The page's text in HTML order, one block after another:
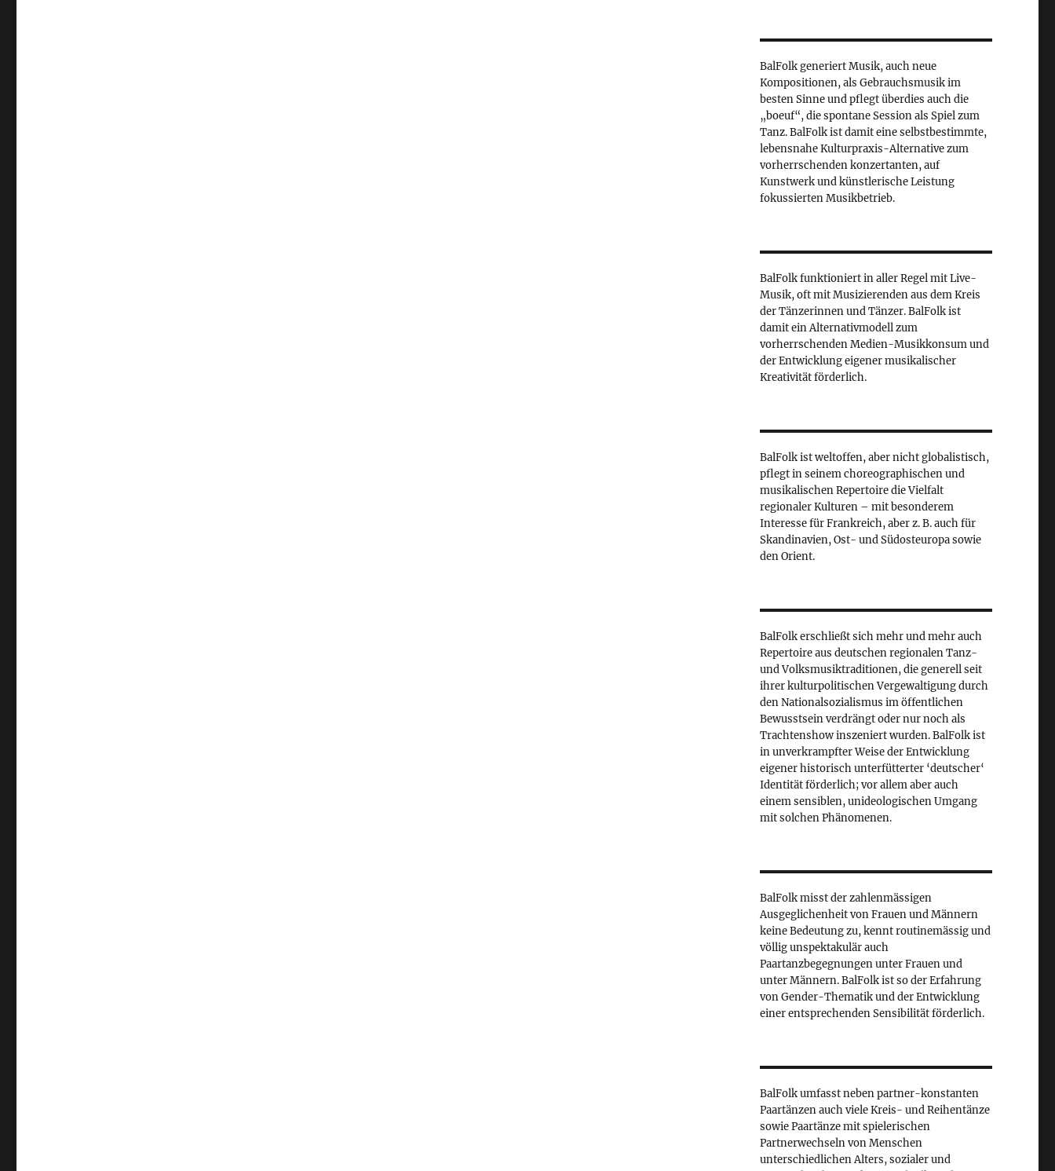
BalFolk generiert Musik, auch neue
Kompositionen, als Gebrauchsmusik im
besten Sinne und pflegt überdies auch die
„boeuf“, die spontane Session als Spiel zum
Tanz. BalFolk ist damit eine selbstbestimmte,
lebensnahe Kulturpraxis-Alternative zum
vorherrschenden konzertanten, auf
Kunstwerk und künstlerische Leistung
fokussierten Musikbetrieb.
BalFolk funktioniert in aller Regel mit Live-
Musik, oft mit Musizierenden aus dem Kreis
der Tänzerinnen und Tänzer. BalFolk ist
damit ein Alternativmodell zum
vorherrschenden Medien-Musikkonsum und
der Entwicklung eigener musikalischer
Kreativität förderlich.
BalFolk ist weltoffen, aber nicht globalistisch,
pflegt in seinem choreographischen und
musikalischen Repertoire die Vielfalt
regionaler Kulturen – mit besonderem
Interesse für Frankreich, aber z. B. auch für
Skandinavien, Ost- und Südosteuropa sowie
den Orient.
BalFolk erschließt sich mehr und mehr auch
Repertoire aus deutschen regionalen Tanz-
und Volksmusiktraditionen, die generell seit
ihrer kulturpolitischen Vergewaltigung durch
den Nationalsozialismus im öffentlichen
Bewusstsein verdrängt oder nur noch als
Trachtenshow inszeniert wurden. BalFolk ist
in unverkrampfter Weise der Entwicklung
eigener historisch unterfütterter ‘deutscher‘
Identität förderlich; vor allem aber auch
einem sensiblen, unideologischen Umgang
mit solchen Phänomenen.
BalFolk misst der zahlenmässigen
Ausgeglichenheit von Frauen und Männern
keine Bedeutung zu, kennt routinemässig und
völlig unspektakulär auch
Paartanzbegegnungen unter Frauen und
unter Männern. BalFolk ist so der Erfahrung
von Gender-Thematik und der Entwicklung
einer entsprechenden Sensibilität förderlich.
BalFolk umfasst neben partner-konstanten
Paartänzen auch viele Kreis- und Reihentänze
sowie Paartänze mit spielerischen
Partnerwechseln von Menschen
unterschiedlichen Alters, sozialer und